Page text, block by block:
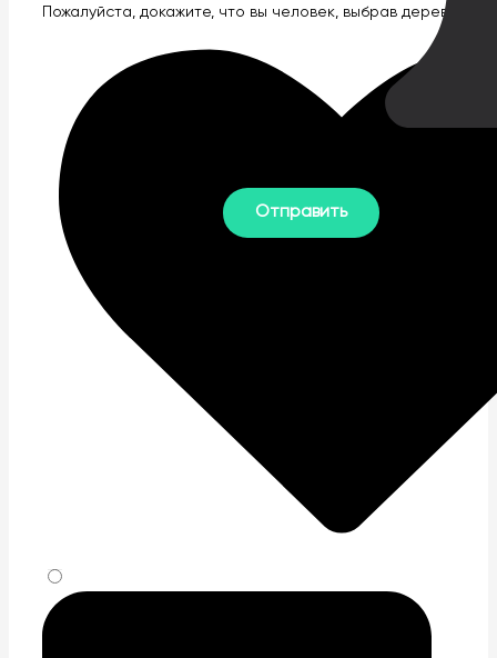
Оставьте
Пожалуйста, докажите, что вы человек, выбрав дерево